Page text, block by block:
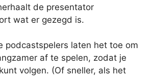
de presentator
wat er gezegd is.
podcastspelers laten het toe om
af te spelen, zodat je
volgen. (Of sneller, als het